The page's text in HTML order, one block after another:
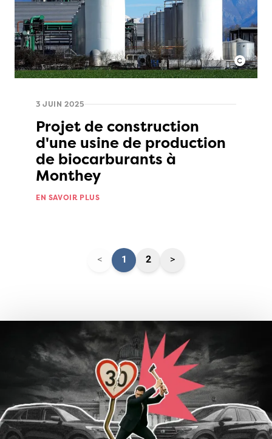
3 JUIN 2025
Projet de construction
d'une usine de production
de biocarburants à
Monthey
EN SAVOIR PLUS
< 1 2 >